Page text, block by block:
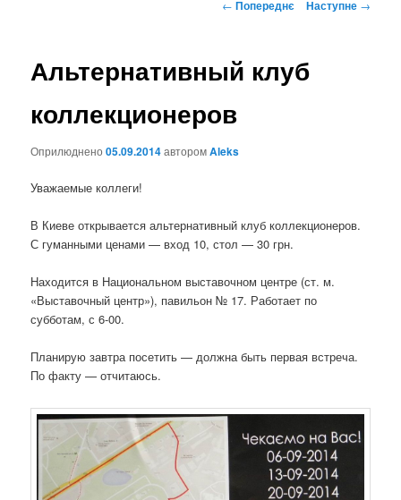
← Попереднє Наступне →
Альтернативный клуб
коллекционеров
Оприлюднено05.09.2014авторомAleks
Уважаемые коллеги!
В Киеве открывается альтернативный клуб коллекционеров.
С гуманными ценами — вход 10, стол — 30 грн.
Находится в Национальном выставочном центре (ст. м.
«Выставочный центр»), павильон № 17. Работает по
субботам, с 6-00.
Планирую завтра посетить — должна быть первая встреча.
По факту — отчитаюсь.